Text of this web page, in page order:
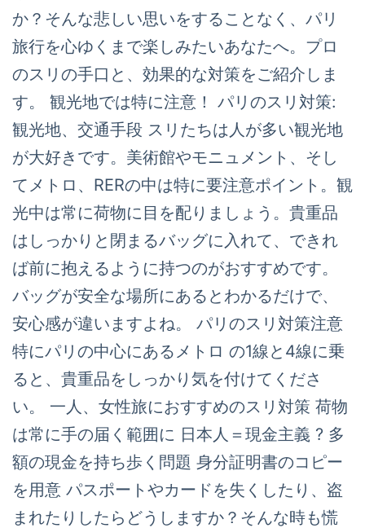
か？そんな悲しい思いをすることなく、パリ
旅行を心ゆくまで楽しみたいあなたへ。プロ
のスリの手口と、効果的な対策をご紹介しま
す。 観光地では特に注意！ パリのスリ対策:
観光地、交通手段 スリたちは人が多い観光地
が大好きです。美術館やモニュメント、そし
てメトロ、RERの中は特に要注意ポイント。観
光中は常に荷物に目を配りましょう。貴重品
はしっかりと閉まるバッグに入れて、できれ
ば前に抱えるように持つのがおすすめです。
バッグが安全な場所にあるとわかるだけで、
安心感が違いますよね。 パリのスリ対策注意
特にパリの中心にあるメトロ の1線と4線に乗
ると、貴重品をしっかり気を付けてくださ
い。 一人、女性旅におすすめのスリ対策 荷物
は常に手の届く範囲に 日本人＝現金主義 ? 多
額の現金を持ち歩く問題 身分証明書のコピー
を用意 パスポートやカードを失くしたり、盗
まれたりしたらどうしますか？そんな時も慌